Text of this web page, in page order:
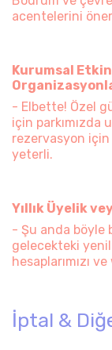
acentelerini
Kurumsal
- Elbette! Özel
için parkımızda
rezervasyon
yeterli.
Yıllık Üyelik
- Şu anda böyle
gelecekteki
hesaplarımızı
İptal &